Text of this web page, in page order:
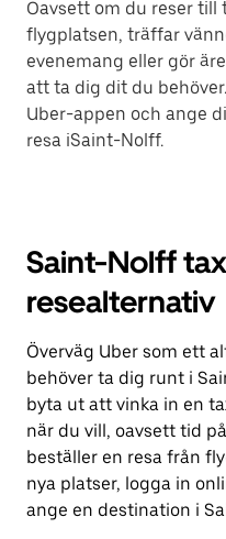
Oavsett om du reser till
flygplatsen, träffar
evenemang eller gör
att ta dig dit du
Uber-appen och ange
resa iSaint-Nolff.
Saint-Nolff
resealternativ
Överväg Uber som ett
behöver ta dig runt i
byta ut att vinka in en
när du vill, oavsett tid
beställer en resa från
nya platser, logga in
ange en destination i